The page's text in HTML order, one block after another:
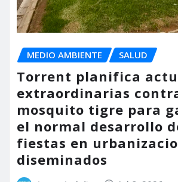
MEDIO AMBIENTE SALUD
Torrent planifica
extraordinarias
mosquito tigre para
el normal desarrollo
fiestas en
diseminados